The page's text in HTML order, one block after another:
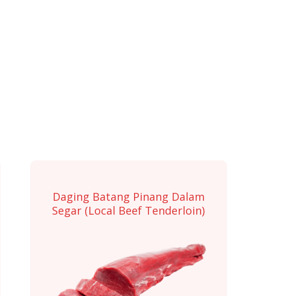
Daging Batang Pinang Dalam
Segar (Local Beef Tenderloin)